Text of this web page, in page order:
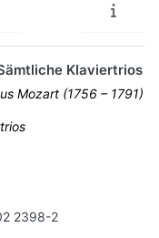
Klaviertrios
Mozart (1756 – 1791)
2398-2